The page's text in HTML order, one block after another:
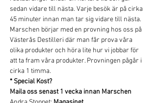
sedan vidare till nästa. Varje besök är på cirka
45 minuter innan man tar sig vidare till nästa.
Marschen börjar med en provning hos oss på
Västerås Destilleri där man får prova våra
olika produkter och höra lite hur vi jobbar för
att ta fram våra produkter. Provningen pågår i
cirka 1 timma.
* Special Kost?
Maila oss senast 1 vecka innan Marschen